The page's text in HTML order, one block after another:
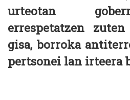
urteotan
errespetatzen
gisa, borroka
pertsonei lan irteera